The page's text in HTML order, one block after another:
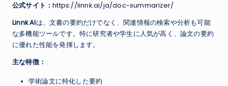
公式サイト：https://linnk.ai/ja/doc-summarizer/
Linnk AIは、文書の要約だけでなく、関連情報の検索や分析も可能
な多機能ツールです。特に研究者や学生に人気が高く、論文の要約
に優れた性能を発揮します。
主な特徴：
学術論文に特化した要約